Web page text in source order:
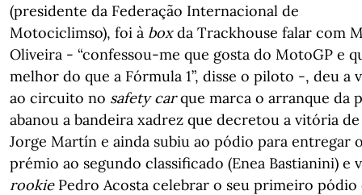
(presidente da Federação Internacional de
Motociclimso), foi à boxda Trackhouse falar com
Oliveira - “confessou-me que gosta do MotoGP e
melhor do que a Fórmula 1”, disse o piloto -, deu a
ao circuito no safety carque marca o arranque da
abanou a bandeira xadrez que decretou a vitória de
Jorge Martín e ainda subiu ao pódio para entregar
prémio ao segundo classificado (Enea Bastianini) e
rookiePedro Acosta celebrar o seu primeiro pódio